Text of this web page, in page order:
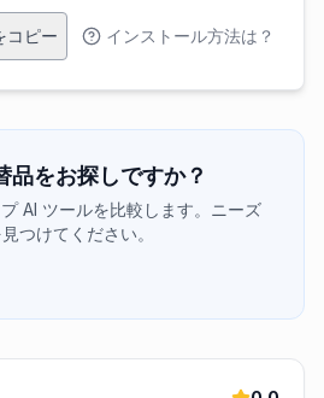
コピー インストール方法は？
をお探しですか？
AI ツールを比較します。ニーズ
つけてください。